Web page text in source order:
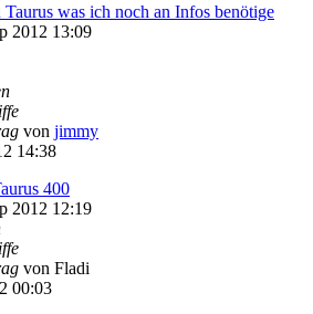
Taurus was ich noch an Infos benötige
2012 13:09
von jimmy
14:38
400
2012 12:19
von Fladi
00:03